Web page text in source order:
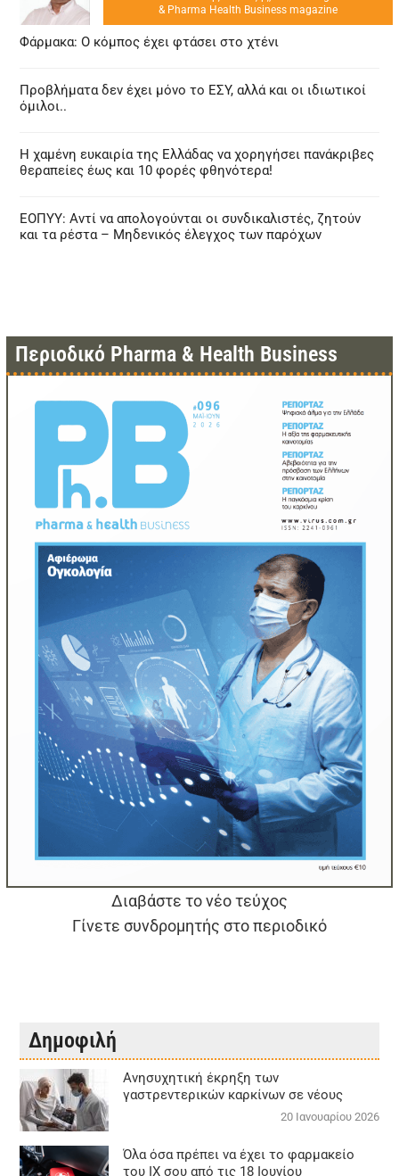
& Pharma Health Business magazine
Φάρμακα: Ο κόμπος έχει φτάσει στο χτένι
Προβλήματα δεν έχει μόνο το ΕΣΥ, αλλά και οι ιδιωτικοί
όμιλοι..
Η χαμένη ευκαιρία της Ελλάδας να χορηγήσει πανάκριβες
θεραπείες έως και 10 φορές φθηνότερα!
ΕΟΠΥΥ: Αντί να απολογούνται οι συνδικαλιστές, ζητούν
και τα ρέστα – Μηδενικός έλεγχος των παρόχων
Περιοδικό Pharma & Health Business
Διαβάστε το νέο τεύχος
Γίνετε συνδρομητής στο περιοδικό
Δημοφιλή
Aνησυχητική έκρηξη των
γαστρεντερικών καρκίνων σε νέους
20 Ιανουαρίου 2026
Όλα όσα πρέπει να έχει το φαρμακείο
του ΙΧ σου από τις 18 Ιουνίου